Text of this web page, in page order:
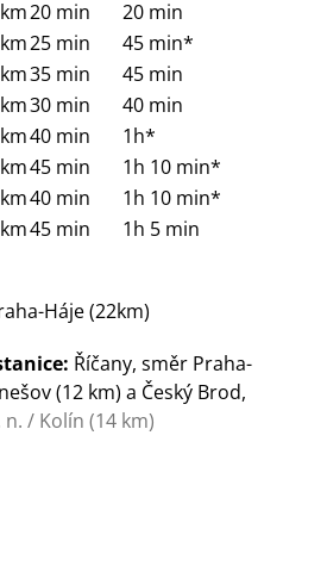
20 min
20 min
25 min
45 min*
35 min
45 min
30 min
40 min
40 min
1h*
45 min
1h 10 min*
40 min
1h 10 min*
45 min
1h 5 min
Háje (22km)
Říčany, směr Praha-
(12 km) a Český Brod,
n. / Kolín (14 km)